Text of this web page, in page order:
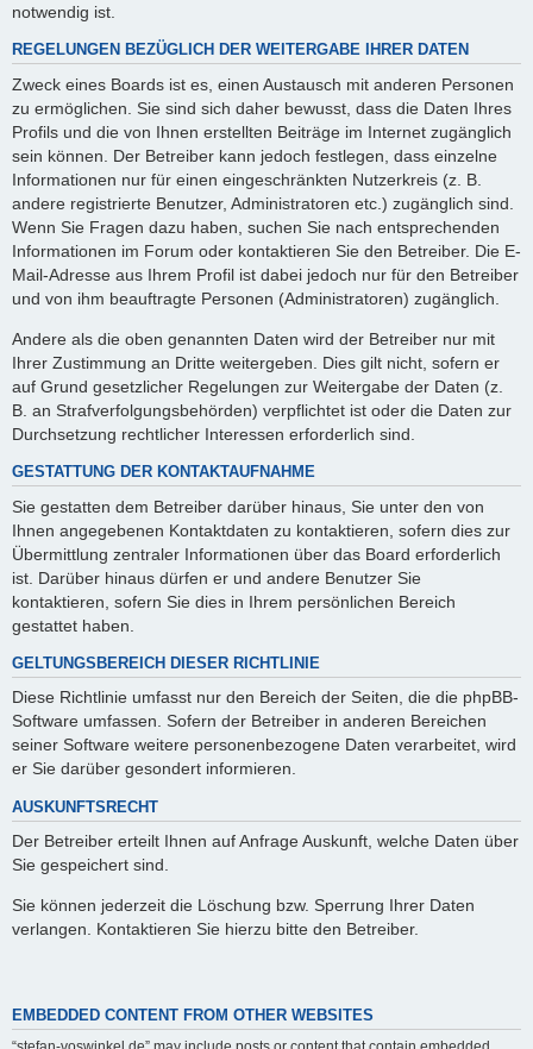
notwendig ist.
REGELUNGEN BEZÜGLICH DER WEITERGABE IHRER DATEN
Zweck eines Boards ist es, einen Austausch mit anderen Personen
zu ermöglichen. Sie sind sich daher bewusst, dass die Daten Ihres
Profils und die von Ihnen erstellten Beiträge im Internet zugänglich
sein können. Der Betreiber kann jedoch festlegen, dass einzelne
Informationen nur für einen eingeschränkten Nutzerkreis (z. B.
andere registrierte Benutzer, Administratoren etc.) zugänglich sind.
Wenn Sie Fragen dazu haben, suchen Sie nach entsprechenden
Informationen im Forum oder kontaktieren Sie den Betreiber. Die E-
Mail-Adresse aus Ihrem Profil ist dabei jedoch nur für den Betreiber
und von ihm beauftragte Personen (Administratoren) zugänglich.
Andere als die oben genannten Daten wird der Betreiber nur mit
Ihrer Zustimmung an Dritte weitergeben. Dies gilt nicht, sofern er
auf Grund gesetzlicher Regelungen zur Weitergabe der Daten (z.
B. an Strafverfolgungsbehörden) verpflichtet ist oder die Daten zur
Durchsetzung rechtlicher Interessen erforderlich sind.
GESTATTUNG DER KONTAKTAUFNAHME
Sie gestatten dem Betreiber darüber hinaus, Sie unter den von
Ihnen angegebenen Kontaktdaten zu kontaktieren, sofern dies zur
Übermittlung zentraler Informationen über das Board erforderlich
ist. Darüber hinaus dürfen er und andere Benutzer Sie
kontaktieren, sofern Sie dies in Ihrem persönlichen Bereich
gestattet haben.
GELTUNGSBEREICH DIESER RICHTLINIE
Diese Richtlinie umfasst nur den Bereich der Seiten, die die phpBB-
Software umfassen. Sofern der Betreiber in anderen Bereichen
seiner Software weitere personenbezogene Daten verarbeitet, wird
er Sie darüber gesondert informieren.
AUSKUNFTSRECHT
Der Betreiber erteilt Ihnen auf Anfrage Auskunft, welche Daten über
Sie gespeichert sind.
Sie können jederzeit die Löschung bzw. Sperrung Ihrer Daten
verlangen. Kontaktieren Sie hierzu bitte den Betreiber.
EMBEDDED CONTENT FROM OTHER WEBSITES